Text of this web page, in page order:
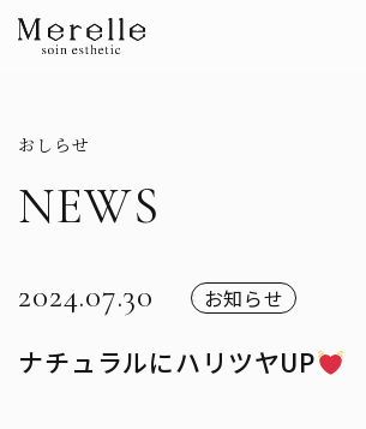
おしらせ
NEWS
2024.07.30 お知らせ
ナチュラルにハリツヤUP